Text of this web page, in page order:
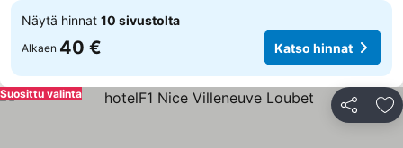
Näytä hinnat 10 sivustolta
Alkaen 40 € Katso hinnat
Jaa
Suosittu valinta